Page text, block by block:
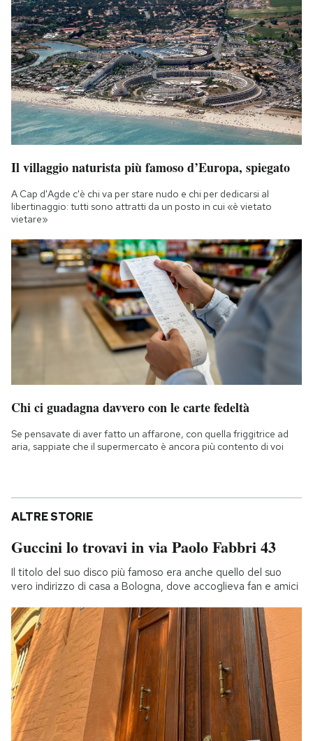
Il villaggio naturista più famoso d’Europa, spiegato
A Cap d'Agde c'è chi va per stare nudo e chi per dedicarsi al
libertinaggio: tutti sono attratti da un posto in cui «è vietato
vietare»
Chi ci guadagna davvero con le carte fedeltà
Se pensavate di aver fatto un affarone, con quella friggitrice ad
aria, sappiate che il supermercato è ancora più contento di voi
ALTRE STORIE
Guccini lo trovavi in via Paolo Fabbri 43
Il titolo del suo disco più famoso era anche quello del suo
vero indirizzo di casa a Bologna, dove accoglieva fan e amici